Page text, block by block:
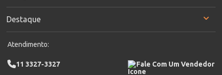
Destaque
Atendimento:
11 3327-3327 Fale Com Um Vendedor